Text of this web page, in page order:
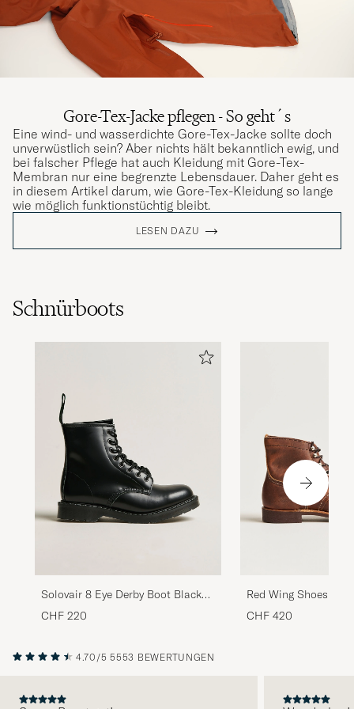
Gore-Tex-Jacke pflegen - So geht´s
Eine wind- und wasserdichte Gore-Tex-Jacke sollte doch
unverwüstlich sein? Aber nichts hält bekanntlich ewig, und
bei falscher Pflege hat auch Kleidung mit Gore-Tex-
Membran nur eine begrenzte Lebensdauer. Daher geht es
in diesem Artikel darum, wie Gore-Tex-Kleidung so lange
wie möglich funktionstüchtig bleibt.
LESEN DAZU
Schnürboots
Solovair 8 Eye Derby Boot Black
Shine
CHF 220
Red Wing Shoes
Copper Rough/
CHF 420
4.70/5 5553 BEWERTUNGEN